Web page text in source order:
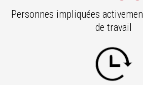
Personnes impliquées
de travail